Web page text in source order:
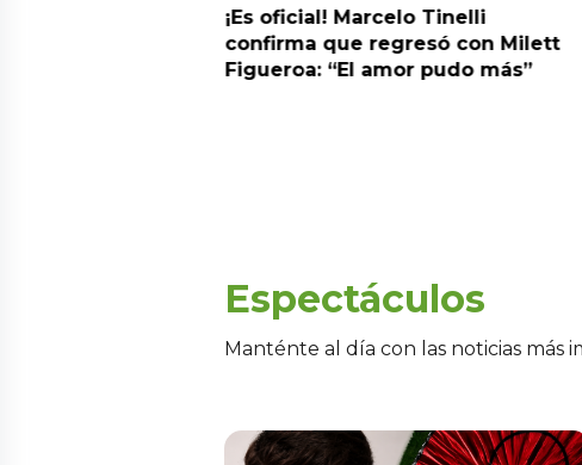
¡Es oficial! Marcelo Tinelli
confirma que regresó con Milett
Figueroa: “El amor pudo más”
Espectáculos
Manténte al día con las noticias más